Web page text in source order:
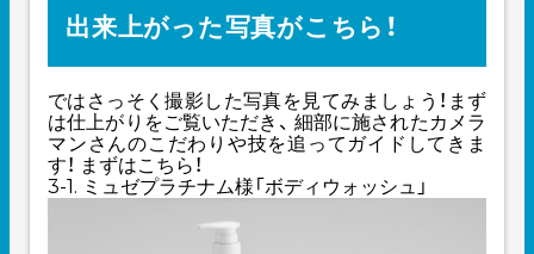
出来上がった写真がこちら！
ではさっそく撮影した写真を見てみましょう！まず
は仕上がりをご覧いただき、 細部に施されたカメラ
マンさんのこだわりや技を追ってガイドしてきま
す！ まずはこちら！
3-1. ミュゼプラチナム様「ボディウォッシュ」